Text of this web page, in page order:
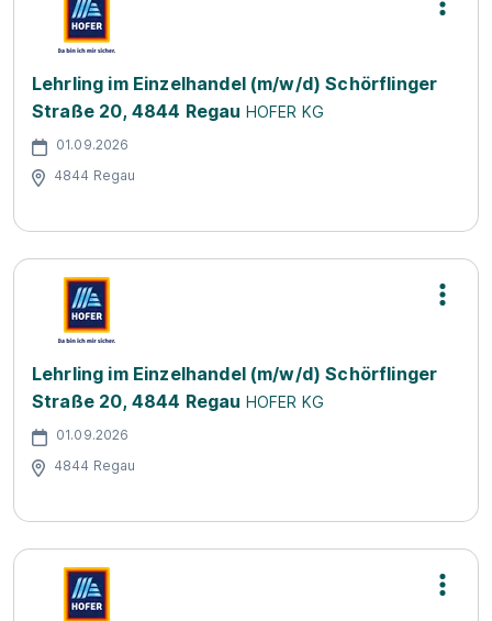
Lehrling im Einzelhandel (m/w/d) Schörflinger
Straße 20, 4844 Regau HOFER KG
01.09.2026
4844 Regau
Lehrling im Einzelhandel (m/w/d) Schörflinger
Straße 20, 4844 Regau HOFER KG
01.09.2026
4844 Regau